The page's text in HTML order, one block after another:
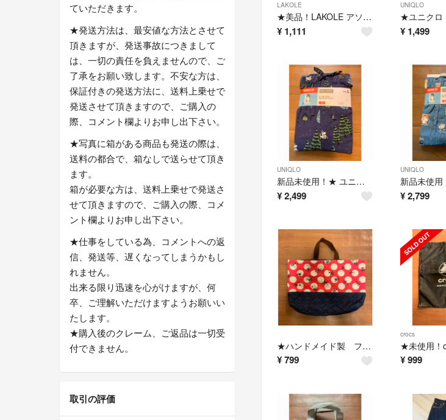
LAKOLE
★美品！LAKOLE アソート ノーカラー ギャザー ブラウス★
¥ 1,111
UNIQLO
¥ 1,499
UNIQLO
新品未使用！★ ユニクロ レーヨン リラコ L ネイビー ムーミン★
¥2,499
UNIQLO
¥2,799
★ハンドメイド製 フレンチブルドッグ柄レッスンバッグ★
¥799
crocs
¥999
ていただきます。
★発送方法は、最安値な方法とさせて
頂きますが、発送事故につきまして
は、一切の責任を負えませんので、ご
了承をお願い致します。不安な方は、
保証付きの発送方法に、送料上乗せで
発送させて頂きますので、ご購入の
際、コメント欄よりお申し出下さい。
★写真に箱がある商品も発送の際は、
送料の都合で、箱なしで送らせて頂き
ます。
箱が必要な方は、送料上乗せで発送さ
せて頂きますので、ご購入の際、コメ
ント欄よりお申し出下さい。
★仕事をしている為、コメントへの返
信、発送等、遅くなってしまうかもし
れません。
出来る限り迅速を心がけますが、何
卒、ご理解いただけますようお願いい
たします。
★購入後のクレーム、ご返品は一切受
付できません。
取引の評価